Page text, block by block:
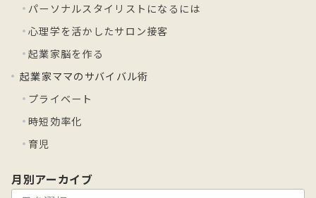
パーソナルスタイリストになるには
心理学を活かしたサロン接客
起業家脳を作る
起業家ママのサバイバル術
プライベート
時短効率化
育児
月別アーカイブ